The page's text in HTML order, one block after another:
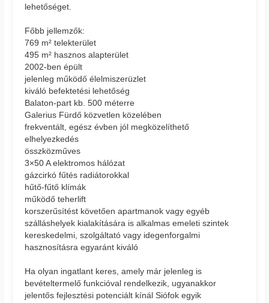
lehetőséget.
Főbb jellemzők:
769 m² telekterület
495 m² hasznos alapterület
2002-ben épült
jelenleg működő élelmiszerüzlet
kiváló befektetési lehetőség
Balaton-part kb. 500 méterre
Galerius Fürdő közvetlen közelében
frekventált, egész évben jól megközelíthető
elhelyezkedés
összközműves
3×50 A elektromos hálózat
gázcirkó fűtés radiátorokkal
hűtő-fűtő klímák
működő teherlift
korszerűsítést követően apartmanok vagy egyéb
szálláshelyek kialakítására is alkalmas emeleti szintek
kereskedelmi, szolgáltató vagy idegenforgalmi
hasznosításra egyaránt kiváló
Ha olyan ingatlant keres, amely már jelenleg is
bevételtermelő funkcióval rendelkezik, ugyanakkor
jelentős fejlesztési potenciált kínál Siófok egyik